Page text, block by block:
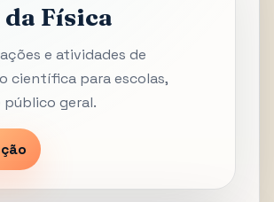
Física
e atividades de
científica para escolas,
geral.